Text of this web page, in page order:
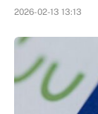
2026-02-13 13:13